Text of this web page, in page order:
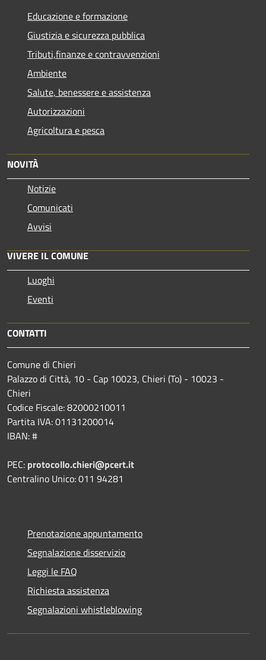
Educazione e formazione
Giustizia e sicurezza pubblica
Tributi,finanze e contravvenzioni
Ambiente
Salute, benessere e assistenza
Autorizzazioni
Agricoltura e pesca
NOVITÀ
Notizie
Comunicati
Avvisi
VIVERE IL COMUNE
Luoghi
Eventi
CONTATTI
Comune di Chieri
Palazzo di Città, 10 - Cap 10023, Chieri (To) - 10023 -
Chieri
Codice Fiscale: 82000210011
Partita IVA: 01131200014
IBAN: #
PEC: protocollo.chieri@pcert.it
Centralino Unico: 011 94281
Prenotazione appuntamento
Segnalazione disservizio
Leggi le FAQ
Richiesta assistenza
Segnalazioni whistleblowing